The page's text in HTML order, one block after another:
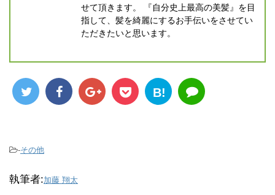
せて頂きます。 『自分史上最高の美髪』を目
指して、髪を綺麗にするお手伝いをさせてい
ただきたいと思います。
B!
-その他
執筆者:加藤 翔太